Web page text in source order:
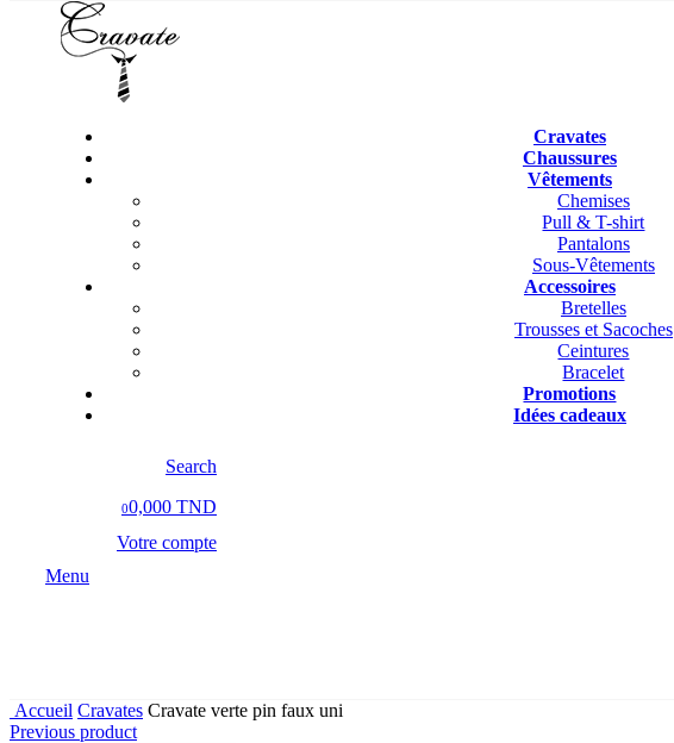
Cravates
Chaussures
Vêtements
Chemises
Pull & T-shirt
Pantalons
Sous-Vêtements
Accessoires
Bretelles
Trousses et Sacoches
Ceintures
Bracelet
Promotions
Idées cadeaux
Search
00,000 TND
Votre compte
Menu
Accueil Cravates Cravate verte pin faux uni
Previous product